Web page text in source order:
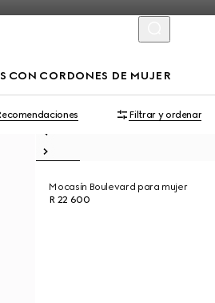
CON CORDONES DE MUJER
Filtrar y ordenar
Mocasín Boulevard para mujer
R 22 600